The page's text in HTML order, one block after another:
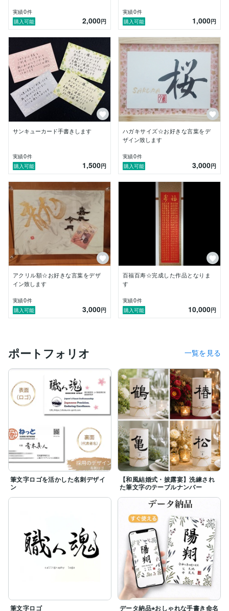
その背景にあるコンセプトや想いに
耳を傾けながら制作いたします。
②【一文字一文字を丁寧に書くこと】
筆文字には、機械フォントにはない
線の強弱、かすれ、温かみ、力強さ
があります
一枚一枚に魂を込め
データ化した際にも最も美しく映えるよう
仕上げています
③【誠実で分かりやすい対応】
お直しのやり取りや
納品データの形式（PNG/JPG等）についても
━━━━━━━━━━━━━━━━━━━━
▼ 文字の向こう側にある想いを届けたい
━━━━━━━━━━━━━━━━━━━━
私自身、三児の母として子育てをする中で
名前に込められた願いや
手書きの文字が持つ温もりを
改めて感じる機会が増えました
名前は
親御さんからお子さまへの最初の贈り物
手紙は
相手を想う気持ちをまっすぐに届けるもの
そしてロゴは
夢や挑戦、事業の象徴となるもの
ただ綺麗な文字を書くのではなく
ご依頼いただいたご縁を大切に
「4文字の店名だけど基本料金で足りる？」
といった
ご購入前の簡単なご質問・ご相談だけでも
大歓迎です！
メッセージや「見積り相談」から
まずはお気軽にお問い合わせください
大切な想いを文字に託すお手伝いが
できましたら幸いです
実績0件
購入可能
2,000円
実績0件
購入可能
1,000円
サンキューカード手書きします
実績0件
購入可能
1,500円
ハガキサイズ☆お好きな言葉をデ
ザイン致します
実績0件
購入可能
3,000円
アクリル額☆お好きな言葉をデザ
イン致します
実績0件
購入可能
3,000円
百福百寿☆完成した作品となりま
す
実績0件
購入可能
10,000円
ポートフォリオ 一覧を見る
筆文字ロゴを活かした名刺デザイ
ン
【和風結婚式・披露宴】洗練され
た筆文字のテーブルナンバー
筆文字ロゴ
データ納品⭐︎おしゃれな手書き命名